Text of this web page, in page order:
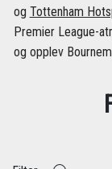
og Tottenham
Premier League-
og opplev